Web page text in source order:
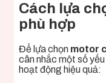
Cách lựa
phù hợp
Để lựa chọn motor
cân nhắc một số
hoạt động hiệu quả: